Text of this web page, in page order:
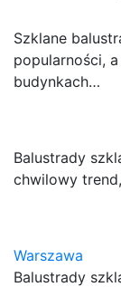
Szklane
popularności,
budynkach…
Balustrady
chwilowy
Warszawa
Balustrady